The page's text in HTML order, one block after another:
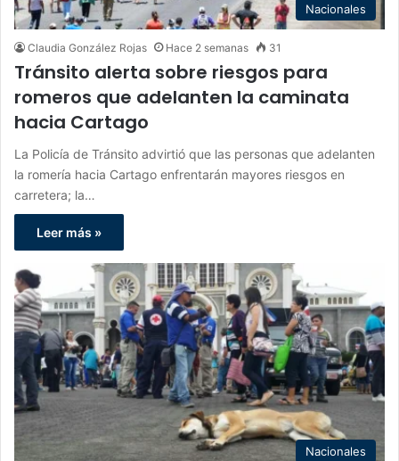
Nacionales
Claudia González Rojas Hace 2 semanas 31
Tránsito alerta sobre riesgos para
romeros que adelanten la caminata
hacia Cartago
La Policía de Tránsito advirtió que las personas que adelanten
la romería hacia Cartago enfrentarán mayores riesgos en
carretera; la…
Leer más »
Nacionales